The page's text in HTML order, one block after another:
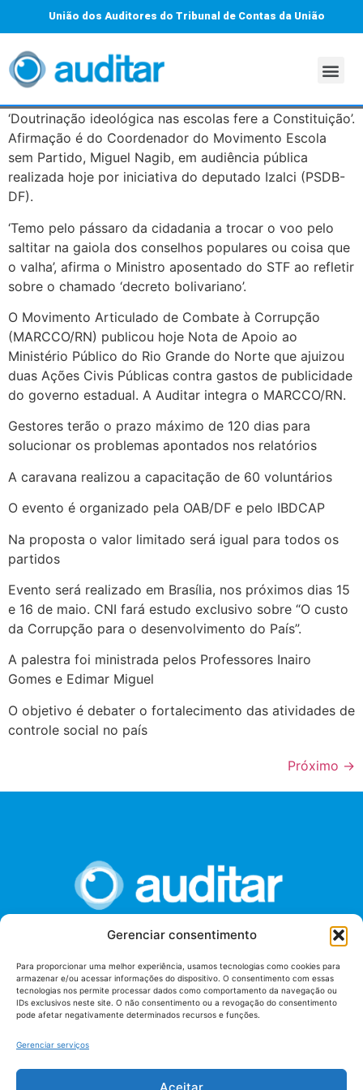
Gerenciar consentimento
Para proporcionar uma melhor experiência, usamos tecnologias como cookies para
armazenar e/ou acessar informações do dispositivo. O consentimento com essas
tecnologias nos permite processar dados como comportamento da navegação ou
IDs exclusivos neste site. O não consentimento ou a revogação do consentimento
pode afetar negativamente determinados recursos e funções.
Gerenciar serviços
Aceitar
União dos Auditores do Tribunal de Contas da União
‘Doutrinação ideológica nas escolas fere a Constituição’.
Afirmação é do Coordenador do Movimento Escola
sem Partido, Miguel Nagib, em audiência pública
realizada hoje por iniciativa do deputado Izalci (PSDB-
DF).
‘Temo pelo pássaro da cidadania a trocar o voo pelo
saltitar na gaiola dos conselhos populares ou coisa que
o valha’, afirma o Ministro aposentado do STF ao refletir
sobre o chamado ‘decreto bolivariano’.
O Movimento Articulado de Combate à Corrupção
(MARCCO/RN) publicou hoje Nota de Apoio ao
Ministério Público do Rio Grande do Norte que ajuizou
duas Ações Civis Públicas contra gastos de publicidade
do governo estadual. A Auditar integra o MARCCO/RN.
Gestores terão o prazo máximo de 120 dias para
solucionar os problemas apontados nos relatórios
A caravana realizou a capacitação de 60 voluntários
O evento é organizado pela OAB/DF e pelo IBDCAP
Na proposta o valor limitado será igual para todos os
partidos
Evento será realizado em Brasília, nos próximos dias 15
e 16 de maio. CNI fará estudo exclusivo sobre “O custo
da Corrupção para o desenvolvimento do País”.
A palestra foi ministrada pelos Professores Inairo
Gomes e Edimar Miguel
O objetivo é debater o fortalecimento das atividades de
controle social no país
Próximo →
União dos Auditores Federais de Controle Externo -
AUDITAR
Setor de Administração Federal Sul (SAF/Sul), Qd. 04, Lt. 01
Edifício Anexo II
Termos de uso